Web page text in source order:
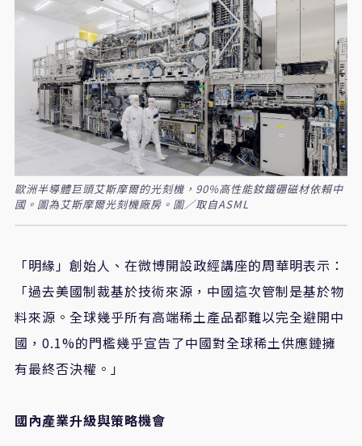
歐洲半導體巨頭艾斯摩爾的光刻機，90%高性能釹鐵硼磁材依賴中
國。圖為艾斯摩爾光刻機廠房。圖／取自ASML
「明緣」創始人、在微博開設政經講座的周華明表示：
「過去美國制裁基於技術來源，中國這次管制是基於物
料來源。全球幾乎所有高端稀土產品都難以完全避開中
國，0.1%的門檻幾乎宣告了中國對全球稀土供應鏈擁
有最終否決權。」
國內產業升級與策略機會